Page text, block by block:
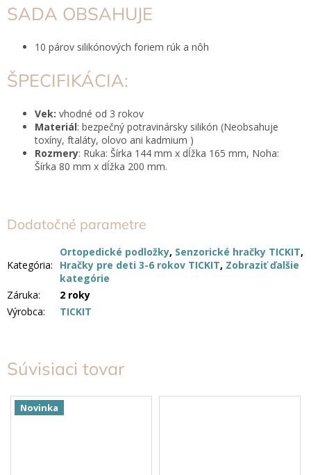
Súvisiaci tovar
Novinka
SADA OBSAHUJE
10 párov silikónových foriem rúk a nôh
ŠPECIFIKÁCIA:
Vek: vhodné od 3 rokov
Materiál: bezpečný potravinársky silikón (Neobsahuje
toxíny, ftaláty, olovo ani kadmium )
Rozmery: Ruka: Šírka 144 mm x dĺžka 165 mm, Noha:
Šírka 80 mm x dĺžka 200 mm.
Dodatočné parametre
Kategória:
Ortopedické podložky, Senzorické hračky TICKIT,
Hračky pre deti 3-6 rokov TICKIT, Zobraziť ďalšie
kategórie
Záruka:
2 roky
Výrobca: TICKIT